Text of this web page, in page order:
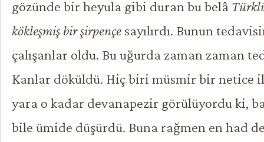
gözünde bir heyula gibi duran bu belâ
kökleşmiş bir şirpençe sayılırdı. Bunun
çalışanlar oldu. Bu uğurda zaman zaman
Kanlar döküldü. Hiç biri müsmir bir netice
yara o kadar devanapezir görülüyordu ki,
bile ümide düşürdü. Buna rağmen en had